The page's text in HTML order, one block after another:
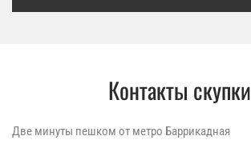
Контакты скупки
Две минуты пешком от метро Баррикадная